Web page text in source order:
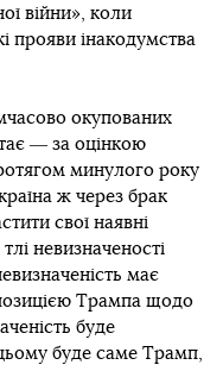
війни», коли
прояви інакодумства
окупованих
― за оцінкою
минулого року
ж через брак
свої наявні
невизначеності
має
Трампа щодо
буде
буде саме Трамп,